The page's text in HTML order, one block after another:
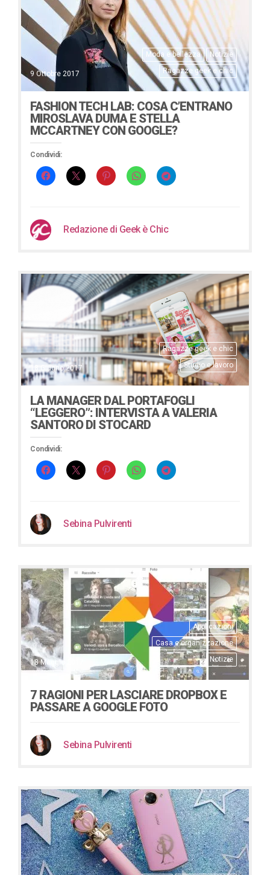
Moda e bellezza
Notizie
Ragazze geek e chic
9 Ottobre 2017
FASHION TECH LAB: COSA C’ENTRANO
MIROSLAVA DUMA E STELLA
MCCARTNEY CON GOOGLE?
Condividi:
Redazione di Geek è Chic
Ragazze geek e chic
Studio e lavoro
18 Giugno 2017
LA MANAGER DAL PORTAFOGLI
“LEGGERO”: INTERVISTA A VALERIA
SANTORO DI STOCARD
Condividi:
Sebina Pulvirenti
Applicazioni
Casa e organizzazione
Notizie
18 Maggio 2017
7 RAGIONI PER LASCIARE DROPBOX E
PASSARE A GOOGLE FOTO
Sebina Pulvirenti